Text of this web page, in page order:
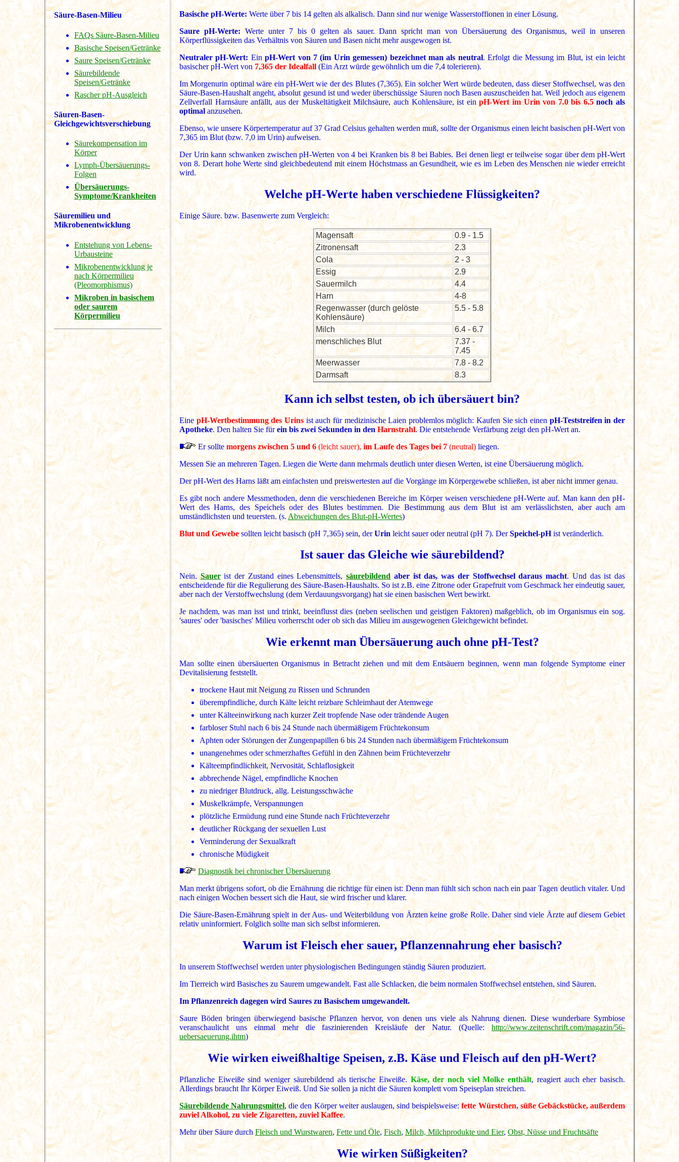
Säure-Basen-Milieu
FAQs Säure-Basen-Milieu
Basische Speisen/Getränke
Saure Speisen/Getränke
Säurebildende
Speisen/Getränke
Rascher pH-Ausgleich
Säuren-Basen-
Gleichgewichtsverschiebung
Säurekompensation im
Körper
Lymph-Übersäuerungs-
Folgen
Übersäuerungs-
Symptome/Krankheiten
Säuremilieu und
Mikrobenentwicklung
Entstehung von Lebens-
Urbausteine
Mikrobenentwicklung je
nach Körpermilieu
(Pleomorphismus)
Mikroben in basischem
oder saurem
Körpermilieu
Basische pH-Werte: Werte über 7 bis 14 gelten als alkalisch. Dann sind nur wenige Wasserstoffionen in einer Lösung.
Saure pH-Werte:Werte unter 7 bis 0 gelten als sauer. Dann spricht man von Übersäuerung des Organismus, weil in unseren
Körperflüssigkeiten das Verhältnis von Säuren und Basen nicht mehr ausgewogen ist.
Neutraler pH-Wert: EinpH-Wert von 7 (im Urin gemessen) bezeichnet man als neutral. Erfolgt die Messung im Blut, ist ein leicht
basischer pH-Wert von 7,365 der Idealfall (Ein Arzt würde gewöhnlich um die 7,4 tolerieren).
Im Morgenurin optimal wäre ein pH-Wert wie der des Blutes (7,365). Ein solcher Wert würde bedeuten, dass dieser Stoffwechsel, was den
Säure-Basen-Haushalt angeht, absolut gesund ist und weder überschüssige Säuren noch Basen auszuscheiden hat. Weil jedoch aus eigenem
Zellverfall Harnsäure anfällt, aus der Muskeltätigkeit Milchsäure, auch Kohlensäure, ist einpH-Wert im Urin von 7.0 bis 6.5noch als
optimal anzusehen.
Ebenso, wie unsere Körpertemperatur auf 37 Grad Celsius gehalten werden muß, sollte der Organismus einen leicht basischen pH-Wert von
7,365 im Blut (bzw. 7,0 im Urin) aufweisen.
Der Urin kann schwanken zwischen pH-Werten von 4 bei Kranken bis 8 bei Babies. Bei denen liegt er teilweise sogar über dem pH-Wert
von 8. Derart hohe Werte sind gleichbedeutend mit einem Höchstmass an Gesundheit, wie es im Leben des Menschen nie wieder erreicht
wird.
Welche pH-Werte haben verschiedene Flüssigkeiten?
Einige Säure. bzw. Basenwerte zum Vergleich:
Magensaft
0.9 - 1.5
Zitronensaft
2.3
Cola
2 - 3
Essig
2.9
Sauermilch
4.4
Harn
4-8
Regenwasser (durch gelöste
Kohlensäure)
5.5 - 5.8
Milch
6.4 - 6.7
menschliches Blut
7.37 -
7.45
Meerwasser
7.8 - 8.2
Darmsaft
8.3
Kann ich selbst testen, ob ich übersäuert bin?
EinepH-Wertbestimmung des Urinsist auch für medizinische Laien problemlos möglich: Kaufen Sie sich einen pH-Teststreifen in der
Apotheke. Den halten Sie fürein bis zwei Sekunden in den Harnstrahl. Die entstehende Verfärbung zeigt den pH-Wert an.
Er sollte morgens zwischen 5 und 6 (leicht sauer), im Laufe des Tages bei 7 (neutral) liegen.
Messen Sie an mehreren Tagen. Liegen die Werte dann mehrmals deutlich unter diesen Werten, ist eine Übersäuerung möglich.
Der pH-Wert des Harns läßt am einfachsten und preiswertesten auf die Vorgänge im Körpergewebe schließen, ist aber nicht immer genau.
Es gibt noch andere Messmethoden, denn die verschiedenen Bereiche im Körper weisen verschiedene pH-Werte auf. Man kann den pH-
Wert des Harns, des Speichels oder des Blutes bestimmen. Die Bestimmung aus dem Blut ist am verlässlichsten, aber auch am
umständlichsten und teuersten. (s. Abweichungen des Blut-pH-Wertes)
Blut und Gewebe sollten leicht basisch (pH 7,365) sein, derUrin leicht sauer oder neutral (pH 7). DerSpeichel-pHist veränderlich.
Ist sauer das Gleiche wie säurebildend?
Nein.Sauerist der Zustand eines Lebensmittels,säurebildendaber ist das, was der Stoffwechsel daraus macht. Und das ist das
entscheidende für die Regulierung des Säure-Basen-Haushalts. So ist z.B. eine Zitrone oder Grapefruit vom Geschmack her eindeutig sauer,
aber nach der Verstoffwechslung (dem Verdauungsvorgang) hat sie einen basischen Wert bewirkt.
Je nachdem, was man isst und trinkt, beeinflusst dies (neben seelischen und geistigen Faktoren) maßgeblich, ob im Organismus ein sog.
'saures' oder 'basisches' Milieu vorherrscht oder ob sich das Milieu im ausgewogenen Gleichgewicht befindet.
Wie erkennt man Übersäuerung auch ohne pH-Test?
Man sollte einen übersäuerten Organismus in Betracht ziehen und mit dem Entsäuern beginnen, wenn man folgende Symptome einer
Devitalisierung feststellt.
trockene Haut mit Neigung zu Rissen und Schrunden
überempfindliche, durch Kälte leicht reizbare Schleimhaut der Atemwege
unter Kälteeinwirkung nach kurzer Zeit tropfende Nase oder trändende Augen
farbloser Stuhl nach 6 bis 24 Stunde nach übermäßigem Früchtekonsum
Aphten oder Störungen der Zungenpapillen 6 bis 24 Stunden nach übermäßigem Früchtekonsum
unangenehmes oder schmerzhaftes Gefühl in den Zähnen beim Früchteverzehr
Kälteempfindlichkeit, Nervosität, Schlaflosigkeit
abbrechende Nägel, empfindliche Knochen
zu niedriger Blutdruck, allg. Leistungsschwäche
Muskelkrämpfe, Verspannungen
plötzliche Ermüdung rund eine Stunde nach Früchteverzehr
deutlicher Rückgang der sexuellen Lust
Verminderung der Sexualkraft
chronische Müdigkeit
Diagnostik bei chronischer Übersäuerung
Man merkt übrigens sofort, ob die Ernährung die richtige für einen ist: Denn man fühlt sich schon nach ein paar Tagen deutlich vitaler. Und
nach einigen Wochen bessert sich die Haut, sie wird frischer und klarer.
Die Säure-Basen-Ernährung spielt in der Aus- und Weiterbildung von Ärzten keine große Rolle. Daher sind viele Ärzte auf diesem Gebiet
relativ uninformiert. Folglich sollte man sich selbst informieren.
Warum ist Fleisch eher sauer, Pflanzennahrung eher basisch?
In unserem Stoffwechsel werden unter physiologischen Bedingungen ständig Säuren produziert.
Im Tierreich wird Basisches zu Saurem umgewandelt. Fast alle Schlacken, die beim normalen Stoffwechsel entstehen, sind Säuren.
Im Pflanzenreich dagegen wird Saures zu Basischem umgewandelt.
Saure Böden bringen überwiegend basische Pflanzen hervor, von denen uns viele als Nahrung dienen. Diese wunderbare Symbiose
veranschaulicht uns einmal mehr die faszinierenden Kreisläufe der Natur. (Quelle: http://www.zeitenschrift.com/magazin/56-
uebersaeuerung.ihtm)
Wie wirken eiweißhaltige Speisen, z.B. Käse und Fleisch auf den pH-Wert?
Pflanzliche Eiweiße sind weniger säurebildend als tierische Eiweiße.Käse, der noch viel Molke enthält, reagiert auch eher basisch.
Allerdings braucht Ihr Körper Eiweiß. Und Sie sollen ja nicht die Säuren komplett vom Speiseplan streichen.
Säurebildende Nahrungsmittel, die den Körper weiter auslaugen, sind beispielsweise:fette Würstchen, süße Gebäckstücke, außerdem
zuviel Alkohol, zu viele Zigaretten, zuviel Kaffee.
Mehr über Säure durch Fleisch und Wurstwaren, Fette und Öle, Fisch, Milch, Milchprodukte und Eier, Obst, Nüsse und Fruchtsäfte
Wie wirken Süßigkeiten?